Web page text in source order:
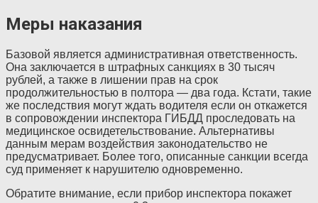
Меры наказания
Базовой является административная ответственность.
Она заключается в штрафных санкциях в 30 тысяч
рублей, а также в лишении прав на срок
продолжительностью в полтора — два года. Кстати, такие
же последствия могут ждать водителя если он откажется
в сопровождении инспектора ГИБДД проследовать на
медицинское освидетельствование. Альтернативы
данным мерам воздействия законодательство не
предусматривает. Более того, описанные санкции всегда
суд применяет к нарушителю одновременно.
Обратите внимание, если прибор инспектора покажет